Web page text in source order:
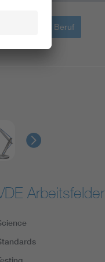
Bildung + Beruf
Arbeitsfelder